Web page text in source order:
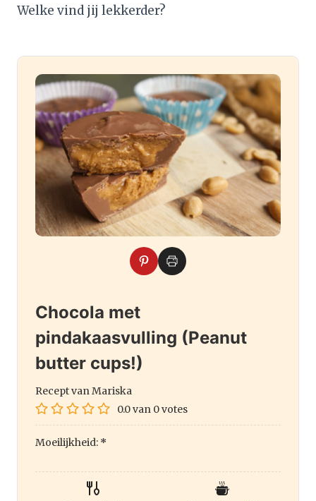
Welke vind jij lekkerder?
Chocola met
pindakaasvulling (Peanut
butter cups!)
Recept van Mariska
0.0van 0votes
Moeilijkheid: *